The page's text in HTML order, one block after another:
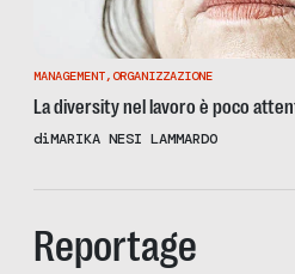
MANAGEMENT,ORGANIZZAZIONE
La diversity nel lavoro è poco
diMARIKA NESI LAMMARDO
Reportage